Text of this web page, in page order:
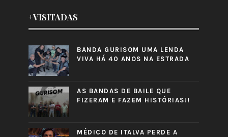
+VISITADAS
BANDA GURISOM UMA LENDA
VIVA HÁ 40 ANOS NA ESTRADA
AS BANDAS DE BAILE QUE
FIZERAM E FAZEM HISTÓRIAS!!
MÉDICO DE ITALVA PERDE A